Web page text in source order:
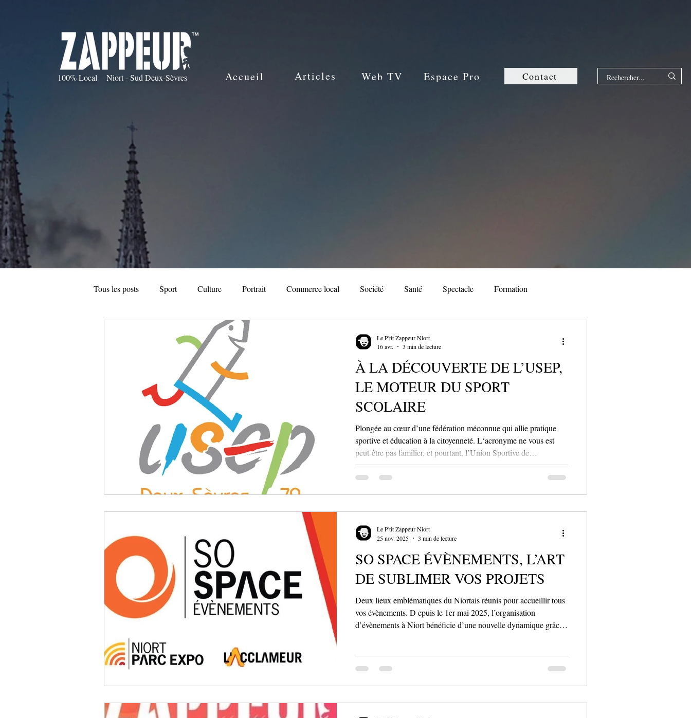
100% Local Niort - Sud Deux-Sèvres Accueil Articles Web TV Espace Pro Contact
Tous les posts Sport Culture Portrait Commerce local Société Santé Spectacle Formation
Anniversaire
Entreprise locale Association locale Streaming Loisir Festival Evénement
À LA DÉCOUVERTE DE L’USEP,
LE MOTEUR DU SPORT
SCOLAIRE
Plongée au cœur d’une fédération méconnue qui allie pratique
sportive et éducation à la citoyenneté. L‘acronyme ne vous est
peut-être pas familier, et pourtant, l’Union Sportive de
l’Enseignement du Premier degré (USEP) est très active sur notre
territoire. Composante sportive scolaire de la Ligue de
dispensée par les professeurs des écoles publiques. Av
Le P'tit Zappeur Niort
16 avr.
3 min de lecture
SO SPACE ÉVÈNEMENTS, L’ART
DE SUBLIMER VOS PROJETS
Deux lieux emblématiques du Niortais réunis pour accueillir tous
vos évènements. D epuis le 1er mai 2025, l’organisation
d’évènements à Niort bénéficie d’une nouvelle dynamique grâce
structure propose aux entreprises, associations et particuliers un
accompagnement complet pour transformer
Le P'tit Zappeur Niort
25 nov. 2025
3 min de lecture